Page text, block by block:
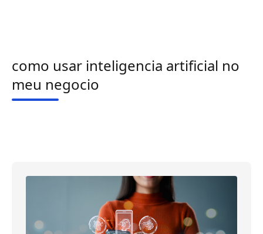
como usar inteligencia artificial no
meu negocio